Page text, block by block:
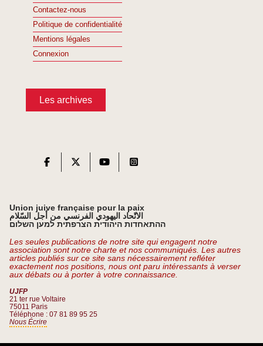
Contactez-nous
Politique de confidentialité
Mentions légales
Connexion
Les archives
Union juive française pour la paix
الاتّحاد اليهودي الفرنسي من أجل السّلام
ההתאחדות היהודית הצרפתית למען השלום
Les seules publications de notre site qui engagent notre
association sont notre charte et nos communiqués. Les autres
articles publiés sur ce site sans nécessairement refléter
exactement nos positions, nous ont paru intéressants à verser
aux débats ou à porter à votre connaissance.
UJFP
21 ter rue Voltaire
75011 Paris
Téléphone : 07 81 89 95 25
Nous Écrire